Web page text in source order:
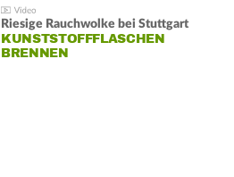
Riesige Rauchwolke bei Stuttgart
KUNSTSTOFFFLASCHEN
BRENNEN